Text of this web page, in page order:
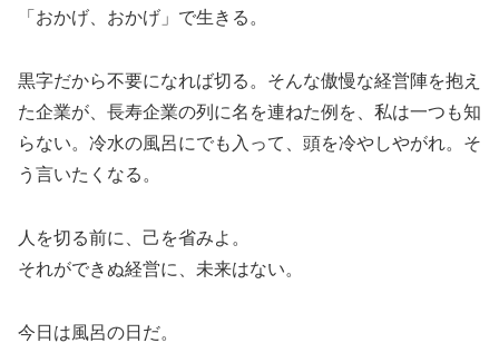
「おかげ、おかげ」で生きる。
黒字だから不要になれば切る。そんな傲慢な経営陣を抱え
た企業が、長寿企業の列に名を連ねた例を、私は一つも知
らない。冷水の風呂にでも入って、頭を冷やしやがれ。そ
う言いたくなる。
人を切る前に、己を省みよ。
それができぬ経営に、未来はない。
今日は風呂の日だ。